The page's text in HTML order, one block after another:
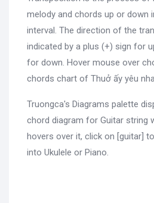
melody and chords up or down
interval. The direction of the
indicated by a plus (+) sign for
for down. Hover mouse over
chords chart of Thuở ấy yêu
Truongca's Diagrams palette
chord diagram for Guitar string
hovers over it, click on [guitar]
into Ukulele or Piano.